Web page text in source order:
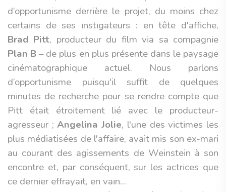
d’opportunisme derrière le projet, du moins chez
certains de ses instigateurs : en tête d'affiche,
Brad Pitt, producteur du film via sa compagnie
Plan B– de plus en plus présente dans le paysage
cinématographique actuel. Nous parlons
d’opportunisme puisqu'il suffit de quelques
minutes de recherche pour se rendre compte que
Pitt était étroitement lié avec le producteur-
agresseur ;Angelina Jolie, l'une des victimes les
plus médiatisées de l'affaire, avait mis son ex-mari
au courant des agissements de Weinstein à son
encontre et, par conséquent, sur les actrices que
ce dernier effrayait, en vain...